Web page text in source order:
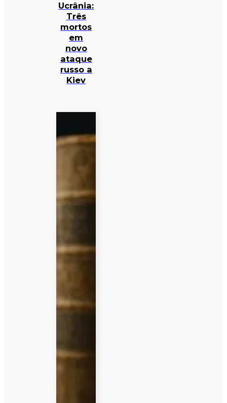
Ucrânia:
Três
mortos
em
novo
ataque
russo a
Kiev